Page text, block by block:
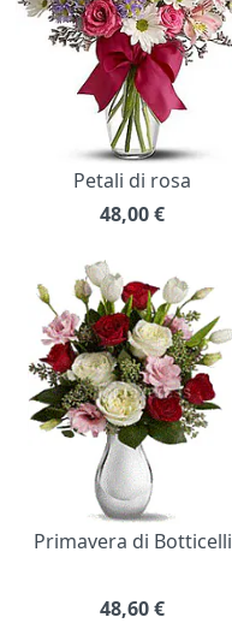
Petali di rosa
48,00€
Primavera di Botticelli
48,60€